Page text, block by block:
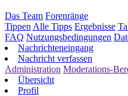
Das Team Forenränge
Tippen Alle Tipps Ergebnisse
FAQ Nutzungsbedingungen
Nachrichteneingang
Nachricht verfassen
Administration Moderations-
Übersicht
Profil